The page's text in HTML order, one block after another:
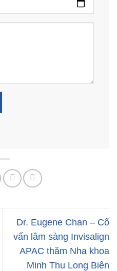
Dr. Eugene Chan – Cố
vấn lâm sàng Invisalign
APAC thăm Nha khoa
Minh Thu Long Biên